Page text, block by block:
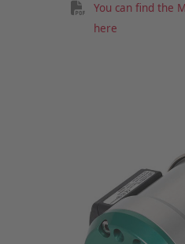
You can find the
here